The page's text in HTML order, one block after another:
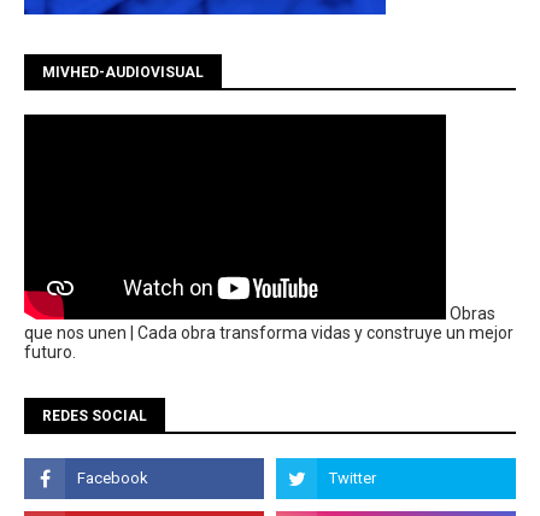
MIVHED-AUDIOVISUAL
Obras
que nos unen | Cada obra transforma vidas y construye un mejor
futuro.
REDES SOCIAL